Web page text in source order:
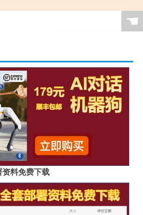
☚
料免费下载